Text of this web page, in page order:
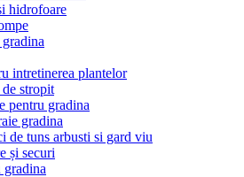
hidrofoare
intretinerea plantelor
stropit
pentru gradina
gradina
de tuns arbusti si gard viu
și securi
gradina